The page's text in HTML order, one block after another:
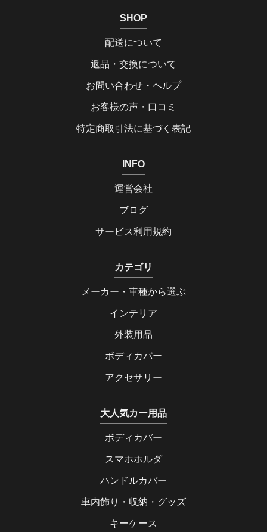
SHOP
配送について
返品・交換について
お問い合わせ・ヘルプ
お客様の声・口コミ
特定商取引法に基づく表記
INFO
運営会社
ブログ
サービス利用規約
カテゴリ
メーカー・車種から選ぶ
インテリア
外装用品
ボディカバー
アクセサリー
大人気カー用品
ボディカバー
スマホホルダ
ハンドルカバー
車内飾り・収納・グッズ
キーケース